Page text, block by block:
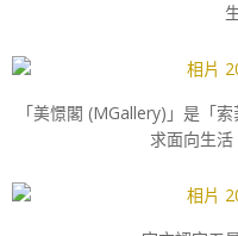
「美憬閣 (MGallery)」是「
求面向生活